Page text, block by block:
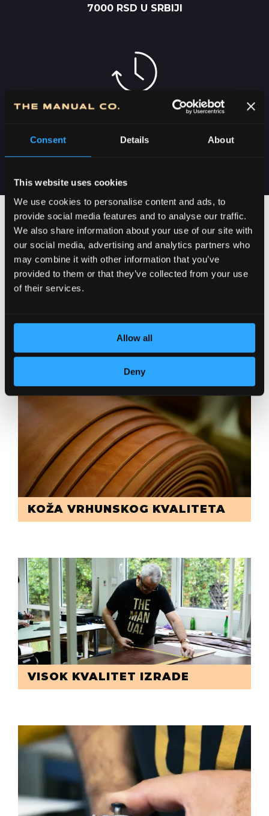
Consent Details About
This website uses cookies
We use cookies to personalise content and ads, to
provide social media features and to analyse our traffic.
We also share information about your use of our site with
our social media, advertising and analytics partners who
may combine it with other information that you’ve
provided to them or that they’ve collected from your use
of their services.
Allow all
Deny
7000 RSD U SRBIJI
2-5 DANA
POSVEĆENOST DETALJIMA
KOŽA VRHUNSKOG KVALITETA
VISOK KVALITET IZRADE